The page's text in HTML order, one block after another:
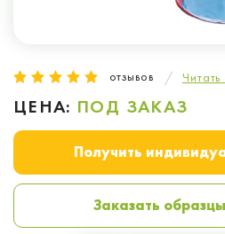
отзывов
ЦЕНА: ПОД ЗАКАЗ
Получить
Заказать